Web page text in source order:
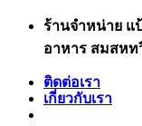
ข้าม
เนื้อหา
ร้านจำหน่าย แ
อาหาร สมสห
ติดต่อเรา
เกี่ยวกับเรา